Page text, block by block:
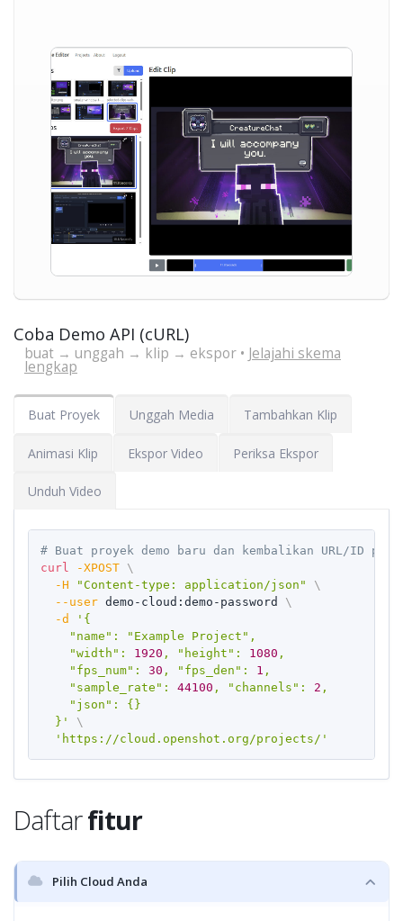
Coba Demo API (cURL)
buat → unggah → klip → ekspor • Jelajahi skema
lengkap
Buat Proyek Unggah Media Tambahkan Klip
Animasi Klip Ekspor Video Periksa Ekspor
Unduh Video
# Buat proyek demo baru dan kembalikan URL/ID
curl
-XPOST \
-H
"Content-type: application/json"
\
--user demo-cloud:demo-password \
-d
'{
    "name": "Example Project",
    "width":
1920 , "height": 1080 ,
    "fps_num":
30 , "fps_den": 1 ,
    "sample_rate":
44100 , "channels": 2 ,
    "json": {}
  }'
\
'https://cloud.openshot.org/projects/'
Copy
Daftarfitur
Pilih Cloud Anda